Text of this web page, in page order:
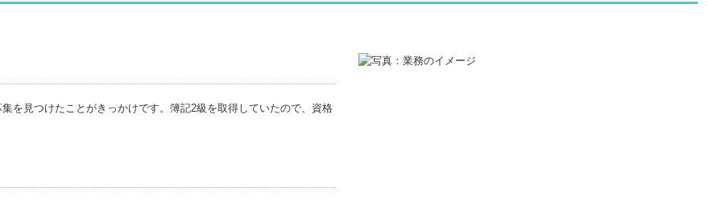
を見つけたことがきっかけです。簿記2級を取得していたので、資格